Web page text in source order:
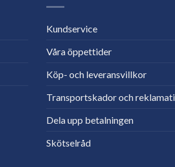
Kundservice
Våra öppettider
Köp- och leveransvillkor
Transportskador och
Dela upp betalningen
Skötselråd